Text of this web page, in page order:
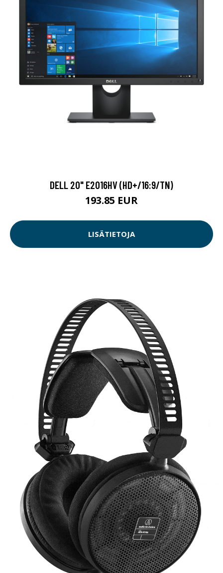
DELL 20" E2016HV (HD+/16:9/TN)
193.85 EUR
LISÄTIETOJA